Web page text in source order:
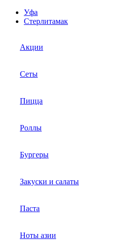
Уфа
Стерлитамак
Акции
Сеты
Пицца
Роллы
Бургеры
Закуски и салаты
Паста
Ноты азии